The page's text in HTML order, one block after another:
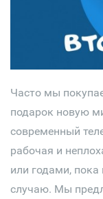
Часто мы
подарок новую
современный
рабочая и
или годами,
случаю. Мы